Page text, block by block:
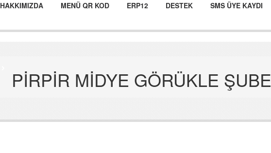
HAKKIMIZDA MENÜ QR KOD ERP12 DESTEK SMS ÜYE KAYDI
PİRPİR MİDYE GÖRÜKLE ŞUBE